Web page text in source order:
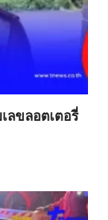
ลขลอตเตอรี่